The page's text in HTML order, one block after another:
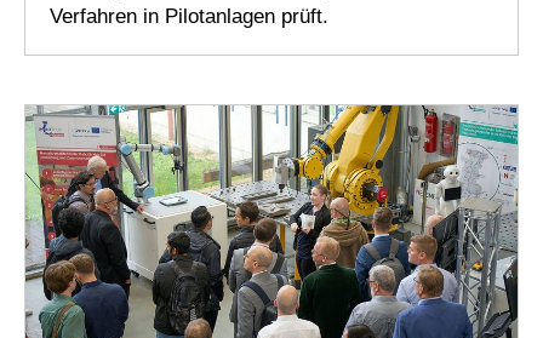
Verfahren in Pilotanlagen prüft.